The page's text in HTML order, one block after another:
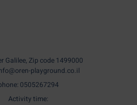
Galilee, Zip code 1499000
playground.co.il
0505267294
Activity time: